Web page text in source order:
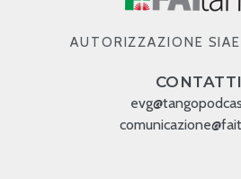
AUTORIZZAZIONE